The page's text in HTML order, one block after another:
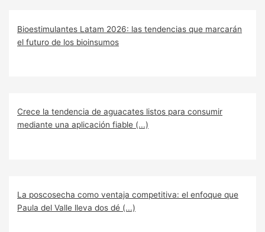
Bioestimulantes Latam 2026: las tendencias que marcarán
el futuro de los bioinsumos
Crece la tendencia de aguacates listos para consumir
mediante una aplicación fiable (...)
La poscosecha como ventaja competitiva: el enfoque que
Paula del Valle lleva dos dé (...)